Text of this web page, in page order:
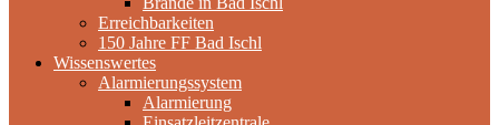
Erreichbarkeiten
150 Jahre FF Bad Ischl
Wissenswertes
Alarmierungssystem
Alarmierung